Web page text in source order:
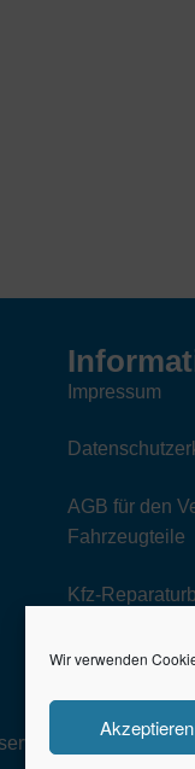
Wir verwenden
Akzeptieren
Impressum
AGB für den
Fahrzeugteile
Kfz-